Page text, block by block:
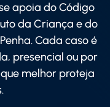
apoia do Código
da Criança e do
Cada caso é
presencial ou por
melhor proteja